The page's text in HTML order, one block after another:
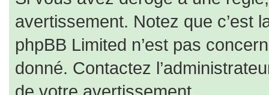
avertissement. Notez que c’est
phpBB Limited n’est pas
donné. Contactez